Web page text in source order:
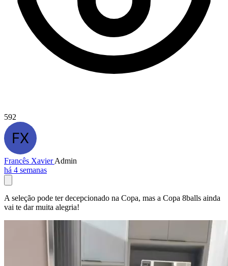
592
Francês XavierAdmin
há 4 semanas
A seleção pode ter decepcionado na Copa, mas a Copa 8balls ainda
vai te dar muita alegria!